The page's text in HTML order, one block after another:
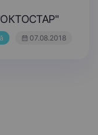
07.08.2018